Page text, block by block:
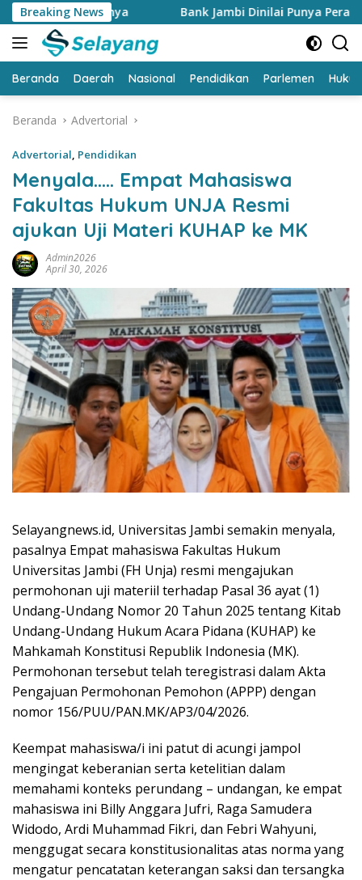
Langsung
ke
konten
Breaking News Bank Jambi Dinilai Punya Peran Strategis
Beranda Daerah Nasional Pendidikan Parlemen
Beranda Advertorial
Advertorial, Pendidikan
Menyala….. Empat Mahasiswa
Fakultas Hukum UNJA Resmi
ajukan Uji Materi KUHAP ke MK
Admin2026
April 30, 2026
Selayangnews.id, Universitas Jambi semakin menyala,
pasalnya Empat mahasiswa Fakultas Hukum
Universitas Jambi (FH Unja) resmi mengajukan
permohonan uji materiil terhadap Pasal 36 ayat (1)
Undang-Undang Nomor 20 Tahun 2025 tentang Kitab
Undang-Undang Hukum Acara Pidana (KUHAP) ke
Mahkamah Konstitusi Republik Indonesia (MK).
Permohonan tersebut telah teregistrasi dalam Akta
Pengajuan Permohonan Pemohon (APPP) dengan
nomor 156/PUU/PAN.MK/AP3/04/2026.
Keempat mahasiswa/i ini patut di acungi jampol
mengingat keberanian serta ketelitian dalam
memahami konteks perundang – undangan, ke empat
mahasiswa ini Billy Anggara Jufri, Raga Samudera
Widodo, Ardi Muhammad Fikri, dan Febri Wahyuni,
menggugat secara konstitusionalitas atas norma yang
mengatur pencatatan keterangan saksi dan tersangka